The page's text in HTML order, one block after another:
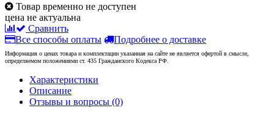
Товар временно не доступен
цена не актуальна
Сравнить
Все способы оплаты
Подробнее о доставке
Информация о ценах товара и комплектации указанная на сайте не является офертой в смысле,
определяемом положениями ст. 435 Гражданского Кодекса РФ.
Характеристики
Описание
Отзывы и вопросы (0)